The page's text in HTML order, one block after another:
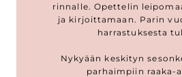
rinnalle. Opettelin
ja kirjoittamaan. Parin
harrastuksesta
Nykyään keskityn
parhaimpiin raaka-